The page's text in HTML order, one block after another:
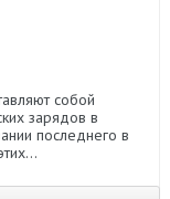
собой
зарядов в
последнего в